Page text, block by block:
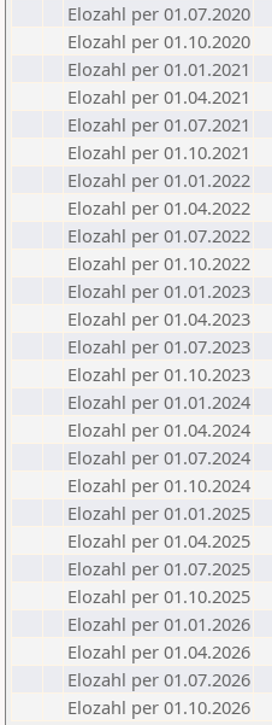
Elozahl per 01.07.2020
Elozahl per 01.10.2020
Elozahl per 01.01.2021
Elozahl per 01.04.2021
Elozahl per 01.07.2021
Elozahl per 01.10.2021
Elozahl per 01.01.2022
Elozahl per 01.04.2022
Elozahl per 01.07.2022
Elozahl per 01.10.2022
Elozahl per 01.01.2023
Elozahl per 01.04.2023
Elozahl per 01.07.2023
Elozahl per 01.10.2023
Elozahl per 01.01.2024
Elozahl per 01.04.2024
Elozahl per 01.07.2024
Elozahl per 01.10.2024
Elozahl per 01.01.2025
Elozahl per 01.04.2025
Elozahl per 01.07.2025
Elozahl per 01.10.2025
Elozahl per 01.01.2026
Elozahl per 01.04.2026
Elozahl per 01.07.2026
Elozahl per 01.10.2026